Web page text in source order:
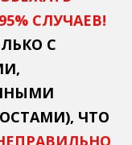
СЛУЧАЕВ!
С
ЧТО